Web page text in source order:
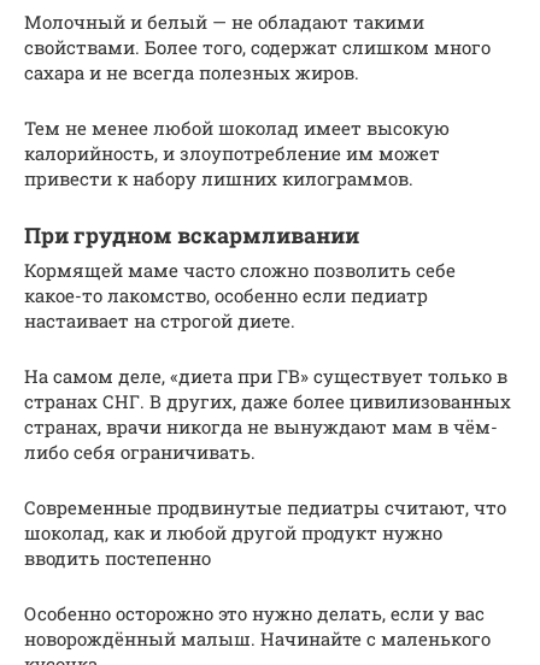
Молочный и белый — не обладают такими
свойствами. Более того, содержат слишком много
сахара и не всегда полезных жиров.
Тем не менее любой шоколад имеет высокую
калорийность, и злоупотребление им может
привести к набору лишних килограммов.
При грудном вскармливании
Кормящей маме часто сложно позволить себе
какое-то лакомство, особенно если педиатр
настаивает на строгой диете.
На самом деле, «диета при ГВ» существует только в
странах СНГ. В других, даже более цивилизованных
странах, врачи никогда не вынуждают мам в чём-
либо себя ограничивать.
Современные продвинутые педиатры считают, что
шоколад, как и любой другой продукт нужно
вводить постепенно
Особенно осторожно это нужно делать, если у вас
новорождённый малыш. Начинайте с маленького